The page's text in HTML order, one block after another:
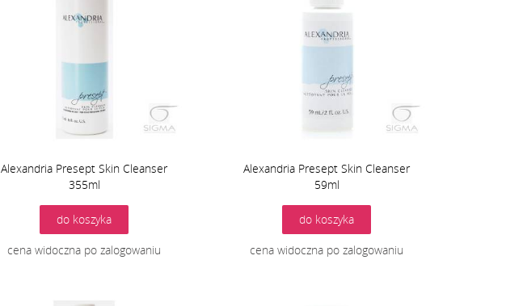
Alexandria Presept Skin Cleanser
355ml
do koszyka
cena widoczna po zalogowaniu
Alexandria Presept Skin Cleanser
59ml
do koszyka
cena widoczna po zalogowaniu